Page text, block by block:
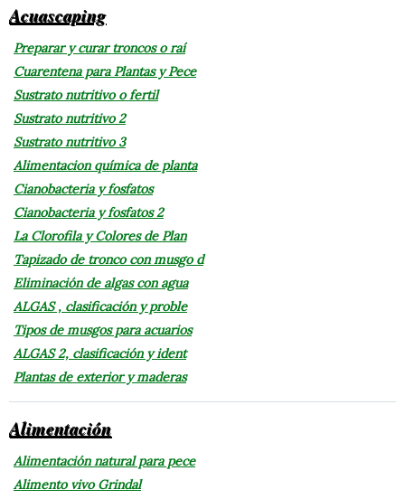
Acuascaping
Preparar y curar troncos o raí
Cuarentena para Plantas y Pece
Sustrato nutritivo o fertil
Sustrato nutritivo 2
Sustrato nutritivo 3
Alimentacion química de planta
Cianobacteria y fosfatos
Cianobacteria y fosfatos 2
La Clorofila y Colores de Plan
Tapizado de tronco con musgo d
Eliminación de algas con agua
ALGAS , clasificación y proble
Tipos de musgos para acuarios
ALGAS 2, clasificación y ident
Plantas de exterior y maderas
Alimentación
Alimentación natural para pece
Alimento vivo Grindal